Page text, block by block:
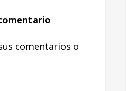
comentarios o